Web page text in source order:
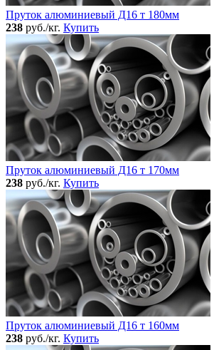
Пруток алюминиевый Д16 т 180мм
238 руб./кг. Купить
Пруток алюминиевый Д16 т 170мм
238 руб./кг. Купить
Пруток алюминиевый Д16 т 160мм
238 руб./кг. Купить